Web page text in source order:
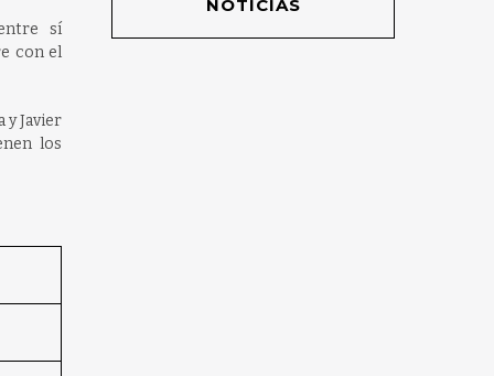
sí
con el
y Javier
los
NOTICIAS